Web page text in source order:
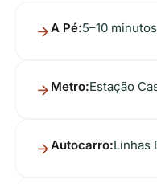
A Pé:5–10
Metro:Estação
Autocarro:Linhas